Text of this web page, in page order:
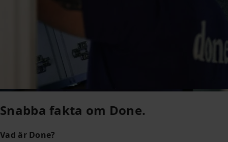
Snabba fakta om Done.
Vad är Done?